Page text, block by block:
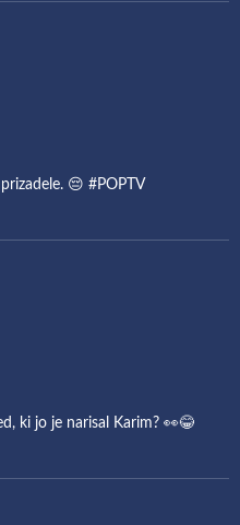
😔 #POPTV
ki jo je narisal Karim? 👀😂